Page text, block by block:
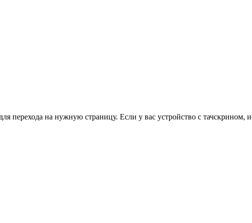
перехода на нужную страницу. Если у вас устройство с тачскрином,